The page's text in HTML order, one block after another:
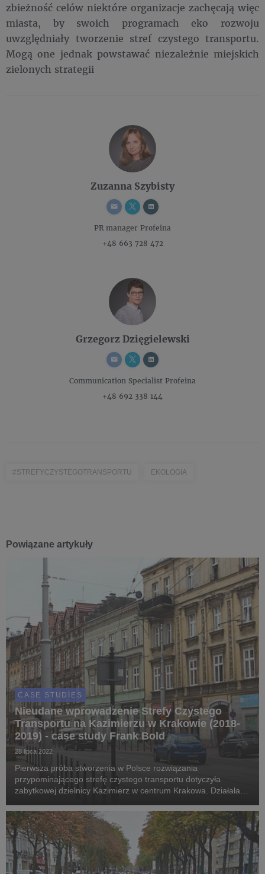
zbieżność celów niektóre organizacje zachęcają więc
miasta, by swoich programach eko rozwoju
uwzględniały tworzenie stref czystego transportu.
Mogą one jednak powstawać niezależnie miejskich
zielonych strategii
Zuzanna Szybisty
PR manager Profeina
+48 663 728 472
Grzegorz Dzięgielewski
Communication Specialist Profeina
+48 692 338 144
#STREFYCZYSTEGOTRANSPORTU EKOLOGIA
Powiązane artykuły
CASE STUDIES
Nieudane wprowadzenie Strefy Czystego
Transportu na Kazimierzu w Krakowie (2018-
2019) - case study Frank Bold
28 lipca 2022
Pierwsza próba stworzenia w Polsce rozwiązania
przypominającego strefę czystego transportu dotyczyła
zabytkowej dzielnicy Kazimierz w centrum Krakowa. Działała
forsowanych wcześniej planów. Fundacja Frank Bold prz...